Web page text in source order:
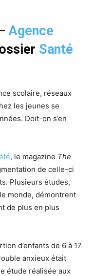
Agence
Santé
scolaire, réseaux
les jeunes se
Doit-on s’en
, le magazine The
de celle-ci
Plusieurs études,
monde, démontrent
de plus en plus
d’enfants de 6 à 17
anxieux était
étude réalisée aux